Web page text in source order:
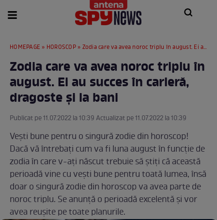
HOMEPAGE » HOROSCOP » Zodia care va avea noroc triplu în august. Ei au succes în carieră, dragoste și la bani
Zodia care va avea noroc triplu în
august. Ei au succes în carieră,
dragoste și la bani
Publicat pe 11.07.2022 la 10:39 Actualizat pe 11.07.2022 la 10:39
Vești bune pentru o singură zodie din horoscop!
Dacă vă întrebați cum va fi luna august în funcție de
zodia în care v-ați născut trebuie să știți că această
perioadă vine cu vești bune pentru toată lumea, însă
doar o singură zodie din horoscop va avea parte de
noroc triplu. Se anunță o perioadă excelentă și vor
avea reușite pe toate planurile.